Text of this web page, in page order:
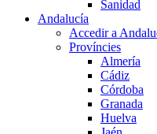
Sanidad
Andalucía
Accedir a
Províncies
Almería
Cádiz
Córdoba
Granada
Huelva